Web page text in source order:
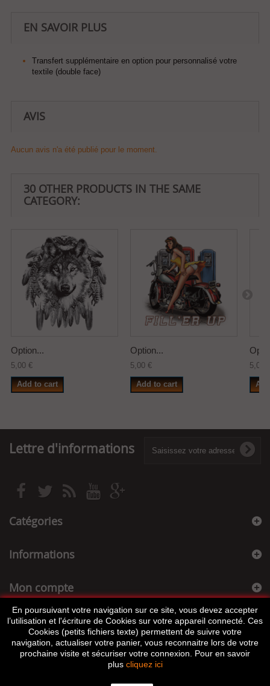
EN SAVOIR PLUS
Transfert supplémentaire en option pour personnalisé votre
textile (double face)
AVIS
Aucun avis n'a été publié pour le moment.
30 OTHER PRODUCTS IN THE SAME
CATEGORY:
Option...
5,00 €
Add to cart
Option...
5,00 €
Add to cart
5,00
Lettre d'informations
Catégories
Informations
Mon compte
Informations sur votre boutique
En poursuivant votre navigation sur ce site, vous devez accepter
l’utilisation et l'écriture de Cookies sur votre appareil connecté. Ces
Cookies (petits fichiers texte) permettent de suivre votre
navigation, actualiser votre panier, vous reconnaitre lors de votre
prochaine visite et sécuriser votre connexion. Pour en savoir
plus cliquez ici